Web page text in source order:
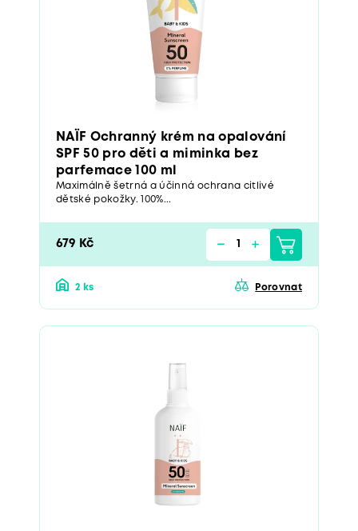
NAÏF Ochranný krém na opalování
SPF 50 pro děti a miminka bez
parfemace 100 ml
Maximálně šetrná a účinná ochrana citlivé
dětské pokožky. 100%...
679 Kč
2 ks Porovnat